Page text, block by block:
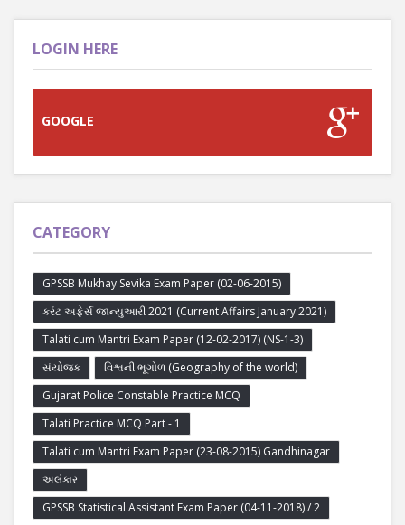
LOGIN HERE
GOOGLE
CATEGORY
GPSSB Mukhay Sevika Exam Paper (02-06-2015)
કરંટ અફેર્સ જાન્યુઆરી 2021 (Current Affairs January 2021)
Talati cum Mantri Exam Paper (12-02-2017) (NS-1-3)
સંયોજક
વિશ્વની ભૂગોળ (Geography of the world)
Gujarat Police Constable Practice MCQ
Talati Practice MCQ Part - 1
Talati cum Mantri Exam Paper (23-08-2015) Gandhinagar
અલંકાર
GPSSB Statistical Assistant Exam Paper (04-11-2018) / 2